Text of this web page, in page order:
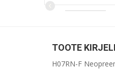
TOOTE
H07RN-F